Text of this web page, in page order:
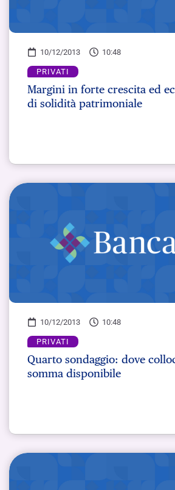
10/12/2013 10:48
PRIVATI
Margini in forte crescita ed
di solidità patrimoniale
10/12/2013 10:48
PRIVATI
Quarto sondaggio: dove
somma disponibile